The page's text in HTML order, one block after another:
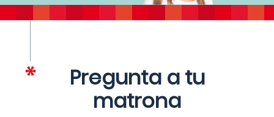
Pregunta a tu
matrona